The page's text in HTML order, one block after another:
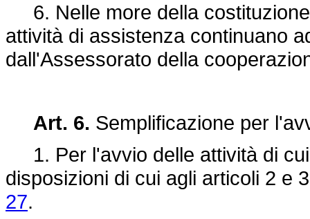
6. Nelle more della
attività di assistenza continuano
dall'Assessorato della
Art. 6. Semplificazione per
1. Per l'avvio delle attività di
disposizioni di cui agli articoli 2 e
27.